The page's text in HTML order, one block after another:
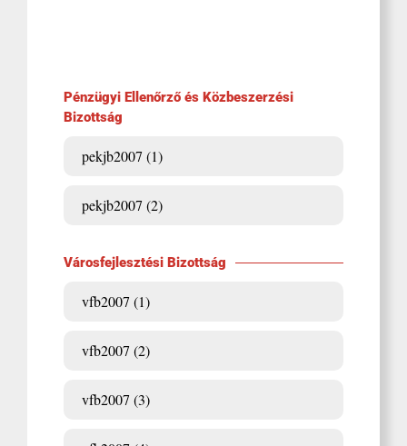
Pénzügyi Ellenőrző és Közbeszerzési
Bizottság
pekjb2007 (1)
pekjb2007 (2)
Városfejlesztési Bizottság
vfb2007 (1)
vfb2007 (2)
vfb2007 (3)